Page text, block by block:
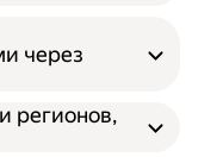
через
регионов,